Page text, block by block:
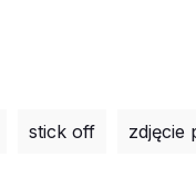
stick off zdjęcie